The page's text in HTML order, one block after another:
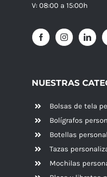
V: 08:00 a 15:00h
NUESTRAS
Bolsas de tela
Bolígrafos
Botellas
Tazas
Mochilas